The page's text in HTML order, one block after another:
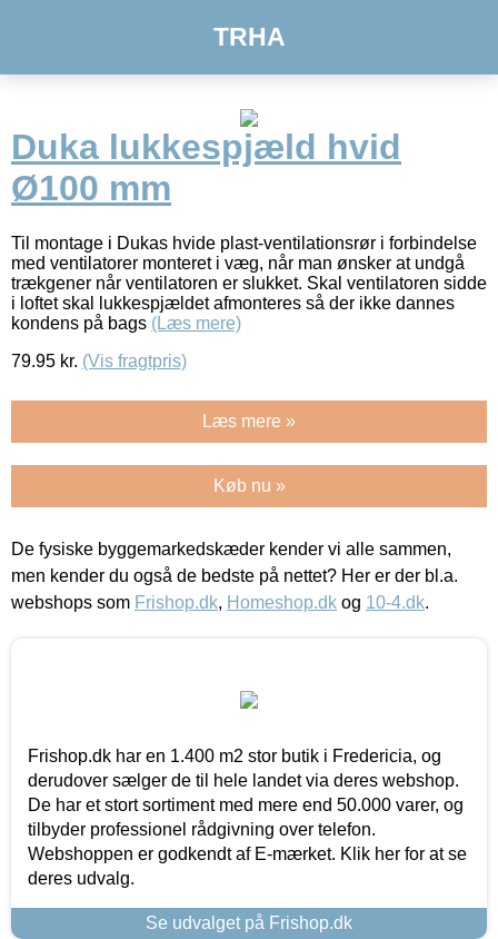
TRHA
Duka lukkespjæld hvid
Ø100 mm
Til montage i Dukas hvide plast-ventilationsrør i forbindelse
med ventilatorer monteret i væg, når man ønsker at undgå
trækgener når ventilatoren er slukket. Skal ventilatoren sidde
i loftet skal lukkespjældet afmonteres så der ikke dannes
kondens på bags (Læs mere)
79.95 kr. (Vis fragtpris)
Læs mere »
Køb nu »
De fysiske byggemarkedskæder kender vi alle sammen,
men kender du også de bedste på nettet? Her er der bl.a.
webshops som Frishop.dk, Homeshop.dk og 10-4.dk.
Frishop.dk har en 1.400 m2 stor butik i Fredericia, og
derudover sælger de til hele landet via deres webshop.
De har et stort sortiment med mere end 50.000 varer, og
tilbyder professionel rådgivning over telefon.
Webshoppen er godkendt af E-mærket. Klik her for at se
deres udvalg.
Se udvalget på Frishop.dk